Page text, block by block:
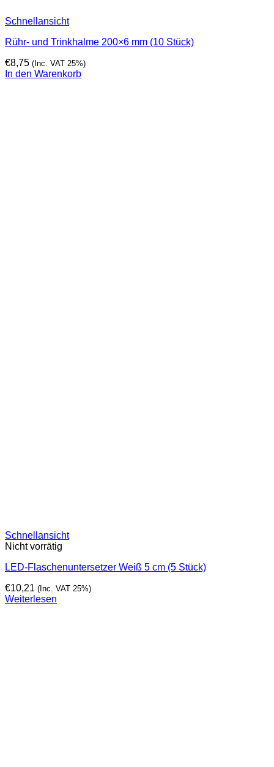
Schnellansicht
Rühr- und Trinkhalme 200×6 mm (10 Stück)
€8,75 (Inc. VAT 25%)
In den Warenkorb
Schnellansicht
Nicht vorrätig
LED-Flaschenuntersetzer Weiß 5 cm (5 Stück)
€10,21 (Inc. VAT 25%)
Weiterlesen